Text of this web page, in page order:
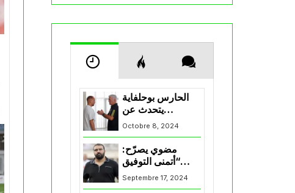
الحارس بوحلفاية
يتحدث عن
طموحاته مع
المنتخب و شباب
قسنطينة
Octobre 8, 2024
مضوي يصرّح:
“أتمنى التوفيق
لممثلي الكرة
الجزائرية في
Septembre 17, 2024